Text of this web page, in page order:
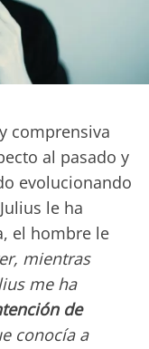
comprensiva
al pasado y
evolucionando
le ha
el hombre le
mientras
me ha
de
conocía a